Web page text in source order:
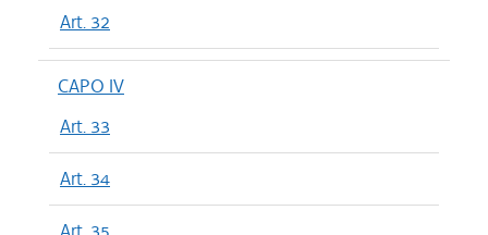
Art. 32
CAPO IV
Art. 33
Art. 34